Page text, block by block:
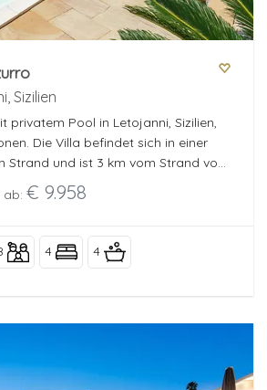
Sizilien
privatem Pool in Letojanni, Sizilien,
Die Villa befindet sich in einer
und ist 3 km vom Strand von
ab: € 9.958
4 4